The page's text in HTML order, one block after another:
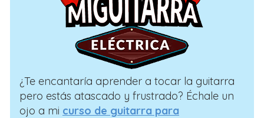
¿Te encantaría aprender a tocar la guitarra
pero estás atascado y frustrado? Échale un
ojo a mi curso de guitarra para